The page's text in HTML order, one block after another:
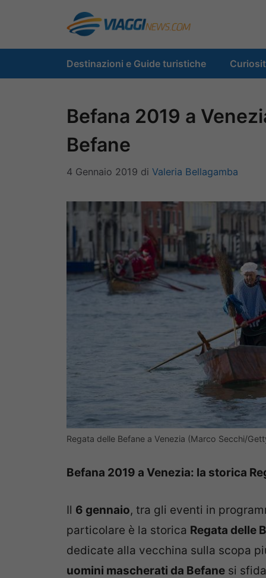
contenuto
Destinazioni e Guide turistiche
Befana 2019 a
Befane
4 Gennaio 2019 di Valeria Bellagamba
Regata delle Befane a Venezia (Marco Secchi/
Befana 2019 a Venezia: la storica
Il 6 gennaio, tra gli eventi in
particolare è la storica Regata delle
dedicate alla vecchina sulla scopa
uomini mascherati da Befane si